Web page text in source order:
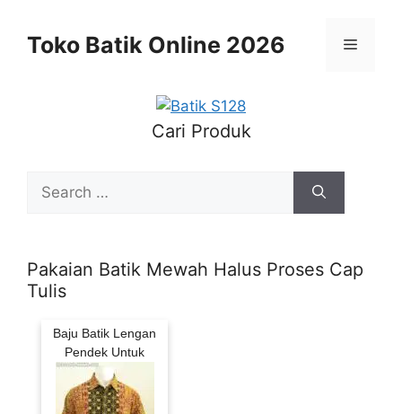
contentToko Batik Online 2026 Menu
Cari Produk
for:
Pakaian Batik Mewah Halus Proses Cap
Tulis
Baju Batik Lengan
Pendek Untuk